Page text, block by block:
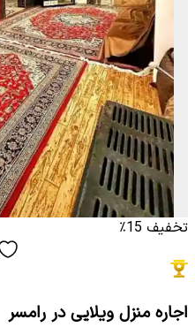
تخفیف 15٪
اجاره منزل ویلایی در رامسر